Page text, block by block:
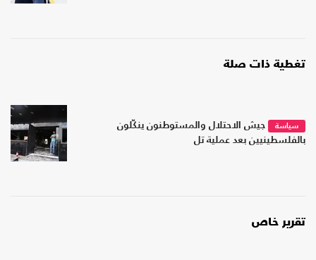
تغطية ذات صلة
سياسة
جيش الاحتلال والمستوطنون ينكّلون
بالفلسطينيين بعد عملية تل
تقرير خاص